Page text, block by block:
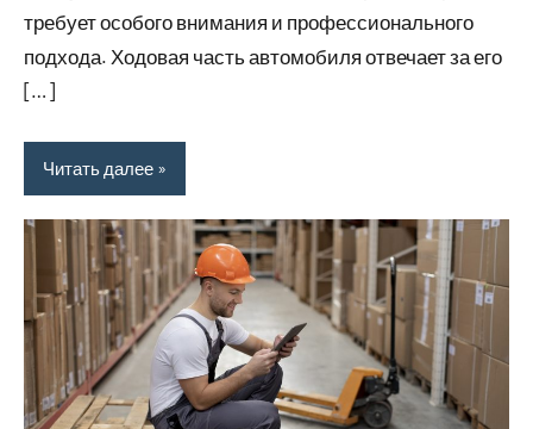
требует особого внимания и профессионального
подхода. Ходовая часть автомобиля отвечает за его
[…]
Читать далее